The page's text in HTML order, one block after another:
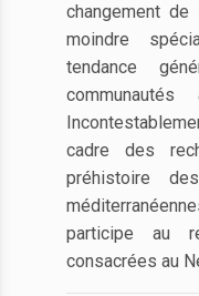
changement
moindre
tendance
cadre des
préhistoire
participe au
consacrées au